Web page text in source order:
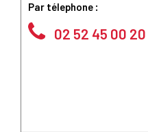
Par télephone :
02 52 45 00 20